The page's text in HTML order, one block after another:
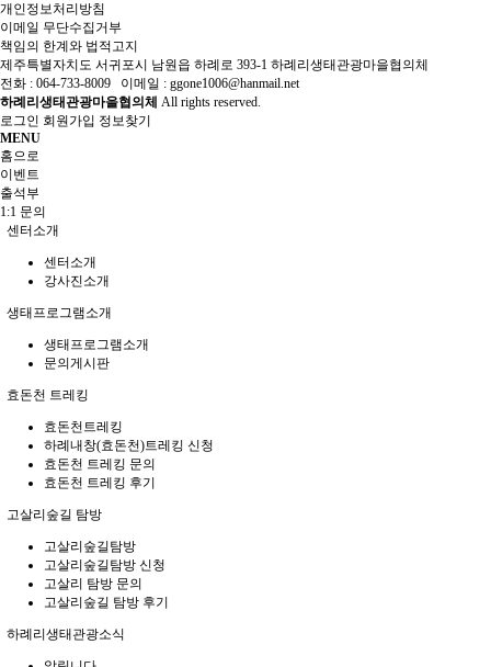
개인정보처리방침
이메일 무단수집거부
책임의 한계와 법적고지
제주특별자치도 서귀포시 남원읍 하례로 393-1 하례리생태관광마을협의체
전화 : 064-733-8009 이메일 : ggone1006@hanmail.net
하례리생태관광마을협의체 All rights reserved.
로그인 회원가입 정보찾기
MENU
홈으로
이벤트
출석부
1:1 문의
센터소개
센터소개
강사진소개
생태프로그램소개
생태프로그램소개
문의게시판
효돈천 트레킹
효돈천트레킹
하례내창(효돈천)트레킹 신청
효돈천 트레킹 문의
효돈천 트레킹 후기
고살리숲길 탐방
고살리숲길탐방
고살리숲길탐방 신청
고살리 탐방 문의
고살리숲길 탐방 후기
하례리생태관광소식